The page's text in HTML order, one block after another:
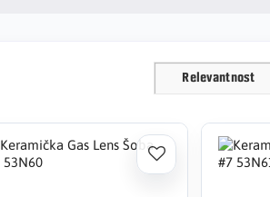
Relevantnost